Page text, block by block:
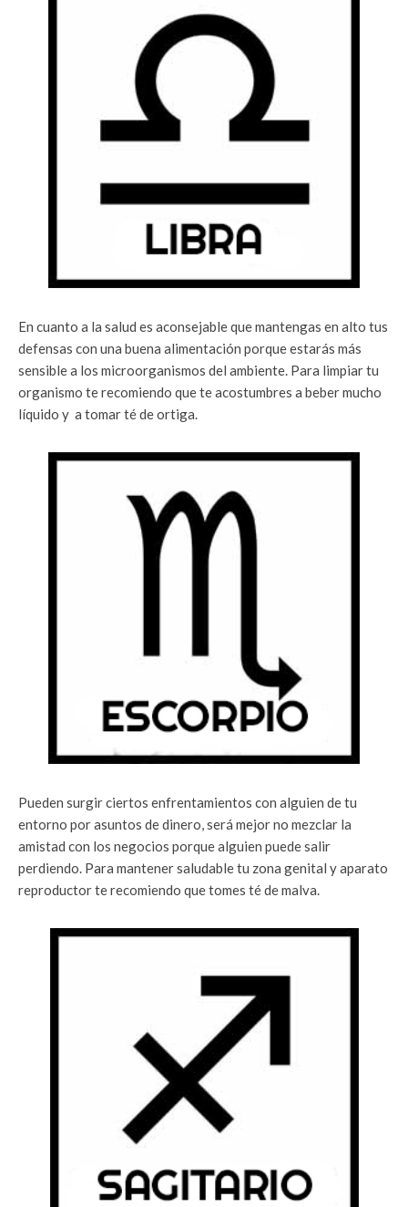
En cuanto a la salud es aconsejable que mantengas en alto tus
defensas con una buena alimentación porque estarás más
sensible a los microorganismos del ambiente. Para limpiar tu
organismo te recomiendo que te acostumbres a beber mucho
líquido y a tomar té de ortiga.
Pueden surgir ciertos enfrentamientos con alguien de tu
entorno por asuntos de dinero, será mejor no mezclar la
amistad con los negocios porque alguien puede salir
perdiendo. Para mantener saludable tu zona genital y aparato
reproductor te recomiendo que tomes té de malva.